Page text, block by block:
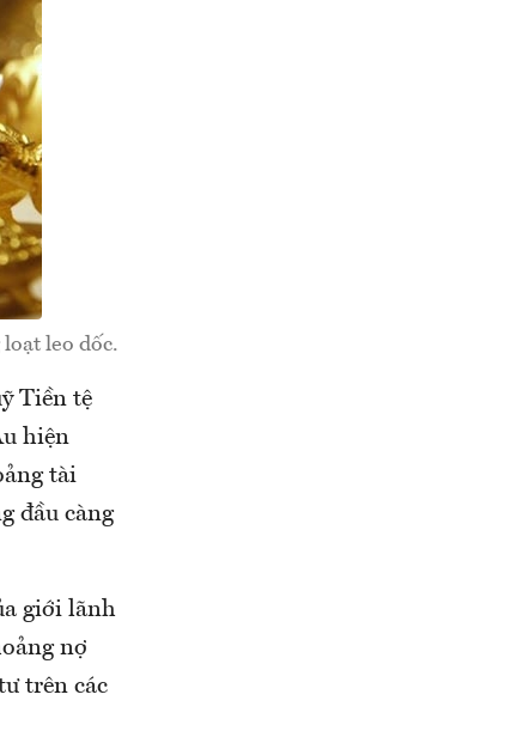
leo dốc.
Tiền tệ
hiện
tài
đầu càng
giới lãnh
nợ
trên các